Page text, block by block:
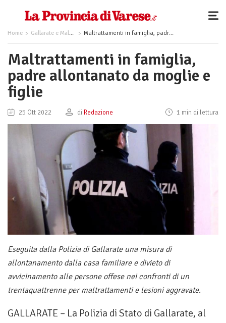
Home Gallarate e Malpensa Maltrattamenti in famiglia, padre allontanato da moglie e figlie
Maltrattamenti in famiglia,
padre allontanato da moglie e
figlie
25 Ott 2022 di Redazione 1 min di lettura
Eseguita dalla Polizia di Gallarate una misura di
allontanamento dalla casa familiare e divieto di
avvicinamento alle persone offese nei confronti di un
trentaquattrenne per maltrattamenti e lesioni aggravate.
GALLARATE – La Polizia di Stato di Gallarate, al